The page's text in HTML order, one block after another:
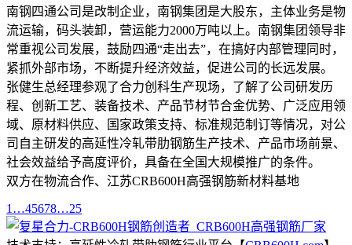
南钢四通公司是改制企业，南钢集团是大股东，主体业务是物
流运输，码头装卸，营运能力2000万吨以上。南钢集团领导非
常重视公司发展，鼓励四通“走出去”，在搞好内部管理同时，
紧抓外部市场，不断提升经济效益，促进公司的长远发展。
张健生总经理参观了合力创科生产现场，了解了公司研发历
程、创新工艺、装备技术、产品节材节合金优势、广泛应用领
域、原材料供应、国家政策支持、标准规范制订等情况，对公
司自主研发的高延性冷轧带肋钢筋生产技术、产品市场前景、
社会效益给予高度评价，具备在全国大规模推广的条件。
双方在物流合作、江苏CRB600H高强钢筋新材料基地
1 …45678…25